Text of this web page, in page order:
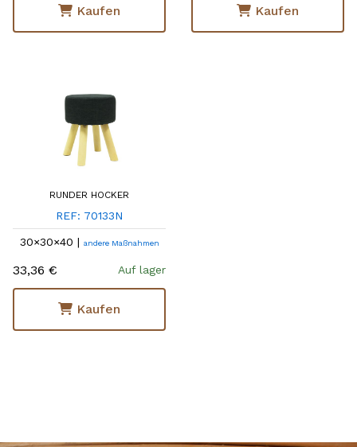
Kaufen Kaufen
RUNDER HOCKER
REF: 70133N
30×30×40 | andere Maßnahmen
33,36 € Auf lager
Kaufen